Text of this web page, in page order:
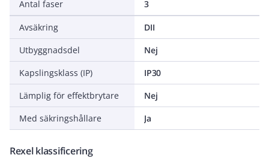
Antal faser 3
Avsäkring
DII
Utbyggnadsdel
Nej
Kapslingsklass (IP)
IP30
Lämplig för effektbrytare
Nej
Med säkringshållare
Ja
Rexel klassificering